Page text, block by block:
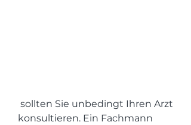
konsultieren. Ein Fachmann